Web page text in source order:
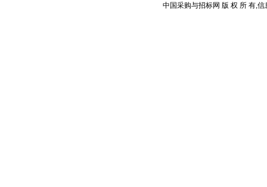
中国采购与招标网 版 权 所 有,